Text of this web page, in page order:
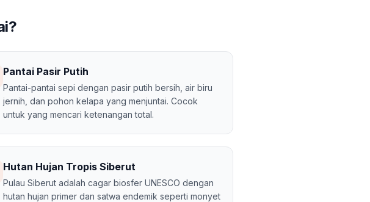
Pantai Pasir Putih
Pantai-pantai sepi dengan pasir putih bersih, air biru
jernih, dan pohon kelapa yang menjuntai. Cocok
untuk yang mencari ketenangan total.
Hutan Hujan Tropis Siberut
Pulau Siberut adalah cagar biosfer UNESCO dengan
hutan hujan primer dan satwa endemik seperti monyet